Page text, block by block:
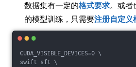
数据集有一定的格式要求。或者
的模型训练，只需要注册自定义
CUDA_VISIBLE_DEVICES=0 \
swift sft \